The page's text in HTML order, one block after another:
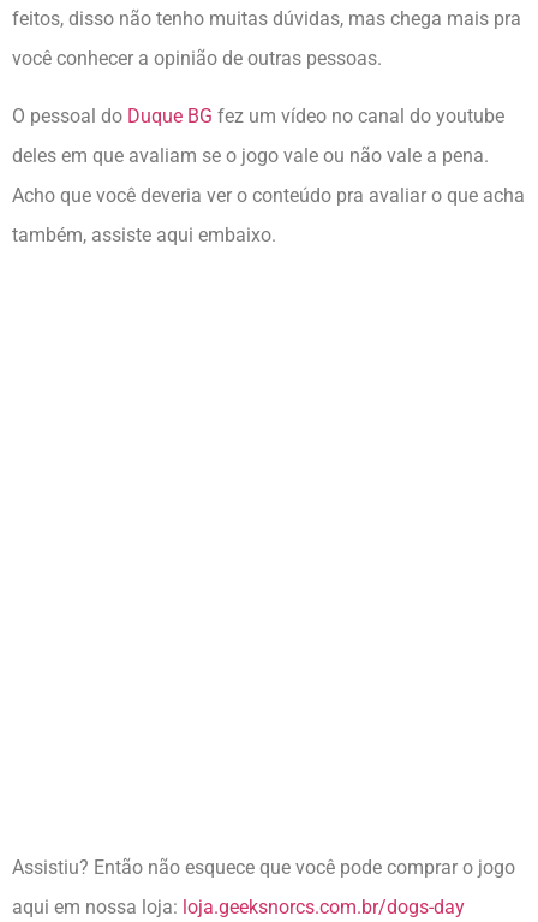
feitos, disso não tenho muitas dúvidas, mas chega mais pra
você conhecer a opinião de outras pessoas.
O pessoal do Duque BG fez um vídeo no canal do youtube
deles em que avaliam se o jogo vale ou não vale a pena.
Acho que você deveria ver o conteúdo pra avaliar o que acha
também, assiste aqui embaixo.
Assistiu? Então não esquece que você pode comprar o jogo
aqui em nossa loja: loja.geeksnorcs.com.br/dogs-day